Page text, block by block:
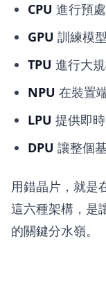
CPU 進行預
GPU 訓練模型
TPU 進行大
NPU 在裝置
LPU 提供即
DPU 讓整個
用錯晶片，就是
這六種架構，是
的關鍵分水嶺。